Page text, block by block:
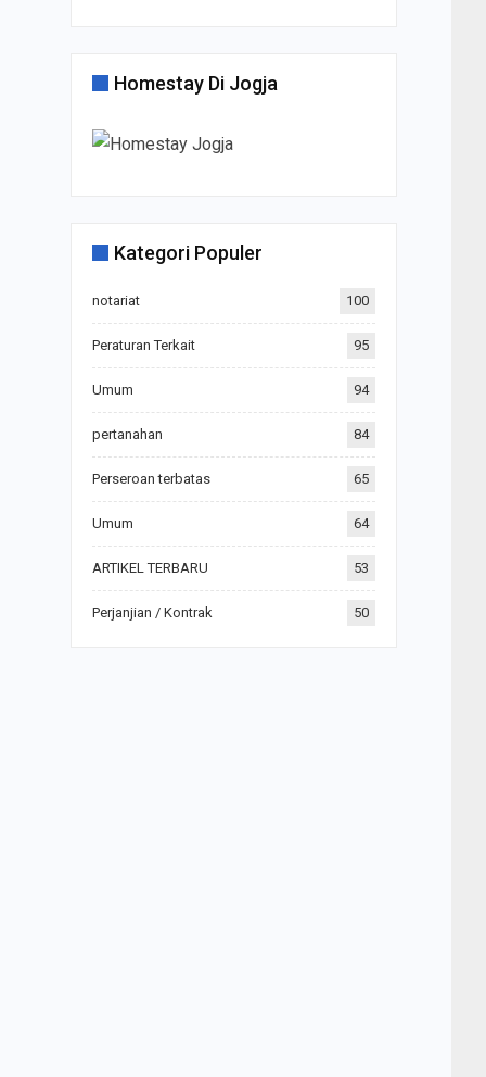
Homestay Di Jogja
Kategori Populer
notariat 100
Peraturan Terkait 95
Umum 94
pertanahan 84
Perseroan terbatas 65
Umum 64
ARTIKEL TERBARU 53
Perjanjian / Kontrak 50